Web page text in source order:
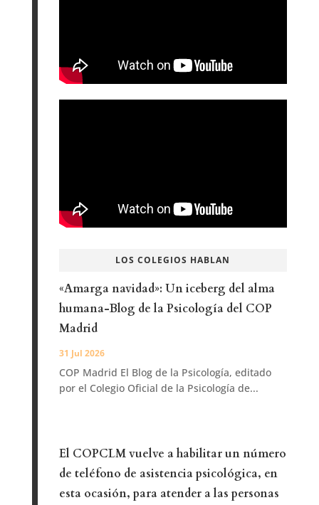
LOS COLEGIOS HABLAN
«Amarga navidad»: Un iceberg del alma
humana-Blog de la Psicología del COP
Madrid
31 Jul 2026
COP Madrid El Blog de la Psicología, editado
por el Colegio Oficial de la Psicología de...
El COPCLM vuelve a habilitar un número
de teléfono de asistencia psicológica, en
esta ocasión, para atender a las personas